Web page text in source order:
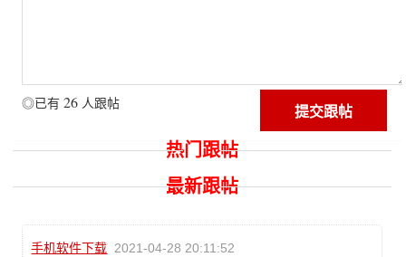
◎已有 26 人跟帖
热门跟帖
最新跟帖
手机软件下载 2021-04-28 20:11:52